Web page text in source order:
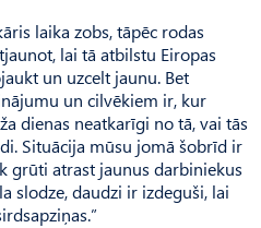
laika zobs, tāpēc rodas
lai tā atbilstu Eiropas
un uzcelt jaunu. Bet
un cilvēkiem ir, kur
dienas neatkarīgi no tā, vai tās
Situācija mūsu jomā šobrīd ir
grūti atrast jaunus darbiniekus
slodze, daudzi ir izdeguši, lai